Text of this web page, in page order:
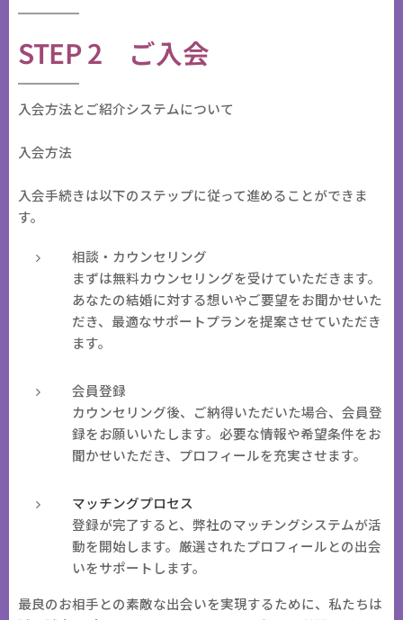
STEP 2 ご入会
入会方法とご紹介システムについて
入会方法
入会手続きは以下のステップに従って進めることができま
す。
相談・カウンセリング
まずは無料カウンセリングを受けていただきます。
あなたの結婚に対する想いやご要望をお聞かせいた
だき、最適なサポートプランを提案させていただき
ます。
会員登録
カウンセリング後、ご納得いただいた場合、会員登
録をお願いいたします。必要な情報や希望条件をお
聞かせいただき、プロフィールを充実させます。
マッチングプロセス
登録が完了すると、弊社のマッチングシステムが活
動を開始します。厳選されたプロフィールとの出会
いをサポートします。
最良のお相手との素敵な出会いを実現するために、私たちは